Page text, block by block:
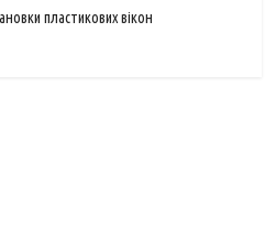
пластикових вікон